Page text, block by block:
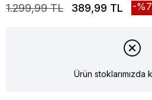
1.299,99 TL 389,99 TL
Ürün stoklarımızda